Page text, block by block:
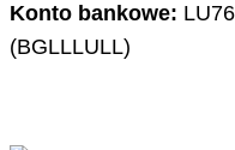
Konto bankowe:
(BGLLLULL)